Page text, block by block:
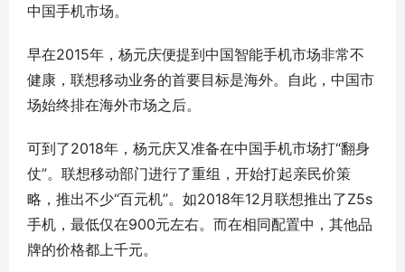
中国手机市场。
早在2015年，杨元庆便提到中国智能手机市场非常不
健康，联想移动业务的首要目标是海外。自此，中国市
场始终排在海外市场之后。
可到了2018年，杨元庆又准备在中国手机市场打“翻身
仗”。联想移动部门进行了重组，开始打起亲民价策
略，推出不少“百元机”。如2018年12月联想推出了Z5s
手机，最低仅在900元左右。而在相同配置中，其他品
牌的价格都上千元。